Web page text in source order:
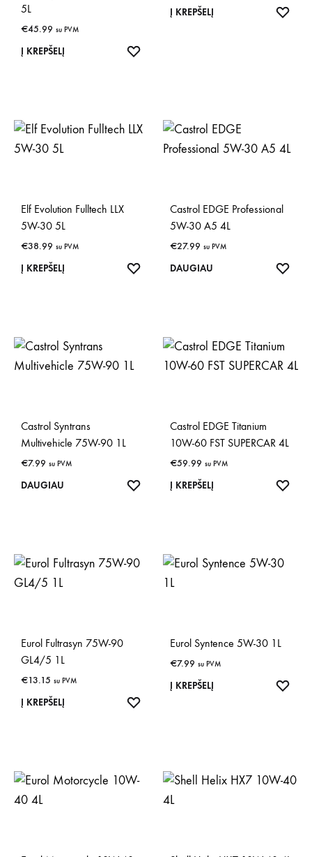
5L
€45.99 su PVM
Į KREPŠELĮ
Į KREPŠELĮ
Elf Evolution Fulltech LLX
5W-30 5L
€38.99 su PVM
Į KREPŠELĮ IŠSAUGOTI
Castrol EDGE Professional
5W-30 A5 4L
€27.99 su PVM
DAUGIAU
Castrol Syntrans
Multivehicle 75W-90 1L
€7.99 su PVM
DAUGIAU IŠSAUGOTI
Castrol EDGE Titanium
10W-60 FST SUPERCAR 4L
€59.99 su PVM
Į KREPŠELĮ
Eurol Fultrasyn 75W-90
GL4/5 1L
€13.15 su PVM
Į KREPŠELĮ
Eurol Syntence 5W-30 1L
€7.99 su PVM
Į KREPŠELĮ